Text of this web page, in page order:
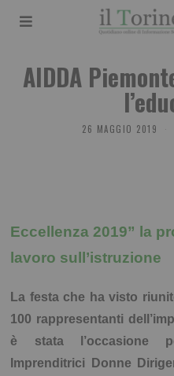
AIDDA
26 MAGGIO 2019
Eccellenza 2019” la
lavoro sull’istruzione
La festa che ha visto
100 rappresentanti
è stata l’occasione
Imprenditrici Donne